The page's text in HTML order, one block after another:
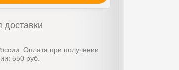
доставки
Оплата при получении
550 руб.